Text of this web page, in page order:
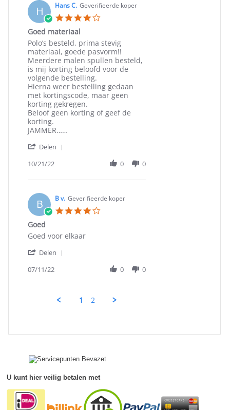
on
12
Jun
2023
H Hans C. Geverifieerde koper
Goed materiaal
Review
by
Hans
C.
on
21
Oct
2022
review
stating
Goed
materiaal
Polo’s besteld, prima stevig
materiaal, goede pasvorm!!
Meerdere malen spullen besteld,
is mij korting beloofd voor de
volgende bestelling.
Hierna weer bestelling gedaan
met kortingscode, maar geen
korting gekregen.
Beloof geen korting of geef de
korting.
JAMMER……
Delen
Hans
on
21
Oct
10/21/22 0 0
B B v. Geverifieerde koper
Goed
Review
B
on
review
Goed
Goed voor elkaar
Delen
07/11/22 0 0
1 2
U kunt hier veilig betalen met